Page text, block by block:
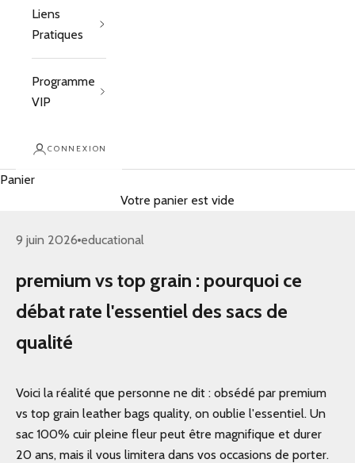
Liens
Pratiques
Programme
VIP
CONNEXION
Panier
Votre panier est vide
9 juin 2026 educational
premium vs top grain : pourquoi ce
débat rate l'essentiel des sacs de
qualité
Voici la réalité que personne ne dit : obsédé par premium
vs top grain leather bags quality, on oublie l'essentiel. Un
sac 100% cuir pleine fleur peut être magnifique et durer
20 ans, mais il vous limitera dans vos occasions de porter.